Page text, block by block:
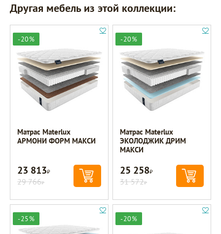
Другая мебель из этой коллекции:
-20%
Матрас Materlux
АРМОНИ ФОРМ МАКСИ
23 813Р
29 766Р
-20%
Матрас Materlux
ЭКОЛОДЖИК ДРИМ
МАКСИ
25 258Р
31 572Р
-25% -20%